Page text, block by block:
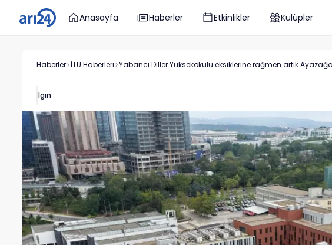
Anasayfa Haberler Etkinlikler Kulüpler
Haberler İTÜ Haberleri Yabancı Diller Yüksekokulu eksiklerine rağmen artık
Ilgın